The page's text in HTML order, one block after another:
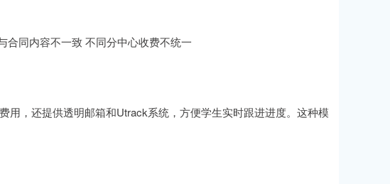
合同内容不一致 不同分中心收费不统一
用，还提供透明邮箱和Utrack系统，方便学生实时跟进进度。这种模